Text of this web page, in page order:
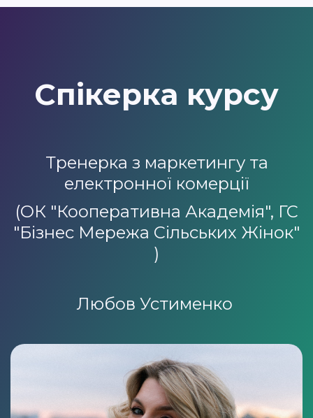
Спікерка курсу
Тренерка з маркетингу та
електронної комерції
(ОК "Кооперативна Академія", ГС
"Бізнес Мережа Сільських Жінок"
)
Любов Устименко